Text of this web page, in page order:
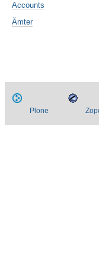
Accounts
Ämter
Plone